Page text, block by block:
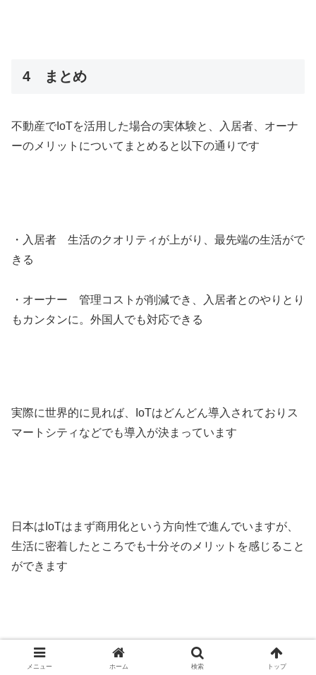
4 まとめ
不動産でIoTを活用した場合の実体験と、入居者、オーナ
ーのメリットについてまとめると以下の通りです
・入居者 生活のクオリティが上がり、最先端の生活がで
きる
・オーナー 管理コストが削減でき、入居者とのやりとり
もカンタンに。外国人でも対応できる
実際に世界的に見れば、IoTはどんどん導入されておりス
マートシティなどでも導入が決まっています
日本はIoTはまず商用化という方向性で進んでいますが、
生活に密着したところでも十分そのメリットを感じること
ができます
とはいえ、まだまだ日本ではIoT化は進んでいませんの
メニュー ホーム 検索 トップ